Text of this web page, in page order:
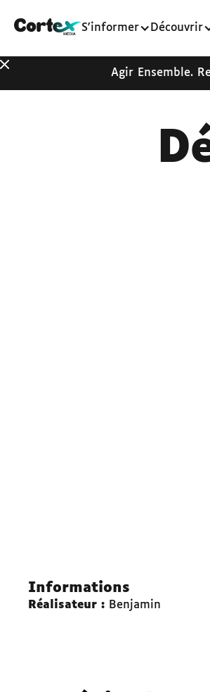
S'informer Découvrir
Agir Ensemble.
Informations
Réalisateur : Benjamin